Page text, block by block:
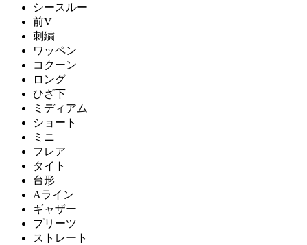
シースルー
前V
刺繍
ワッペン
コクーン
ロング
ひざ下
ミディアム
ショート
ミニ
フレア
タイト
台形
Aライン
ギャザー
プリーツ
ストレート